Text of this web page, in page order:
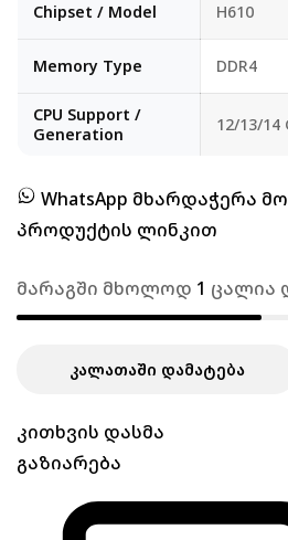
Chipset / Model H610
Memory Type DDR4
CPU Support /
Generation
12/13/14
WhatsApp მხარდაჭერა
პროდუქტის ლინკით
მარაგში მხოლოდ 1 ცალია
ᲙᲐᲚᲐᲗᲐᲨᲘ ᲓᲐᲛᲐᲢᲔᲑᲐ
კითხვის დასმა
გაზიარება